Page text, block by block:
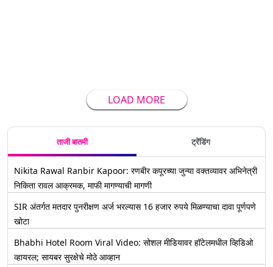
LOAD MORE
ताजी बातमी ट्रेंडिंग
Nikita Rawal Ranbir Kapoor: रणबीर कपूरच्या जुन्या वक्तव्यावर अभिनेत्री
निकिता रावल आक्रमक, माफी मागण्याची मागणी
SIR अंतर्गत मतदार पुनरीक्षण अर्ज भरल्यास 16 हजार रुपये मिळण्याचा दावा पूर्णपणे
खोटा
Bhabhi Hotel Room Viral Video: सोशल मीडियावर हॉटेलमधील व्हिडिओ
व्हायरल; सायबर सुरक्षेचे मोठे आव्हान